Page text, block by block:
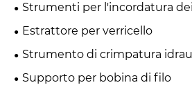
Strumenti per l'incordatura
Estrattore per verricello
Strumento di crimpatura
Supporto per bobina di filo